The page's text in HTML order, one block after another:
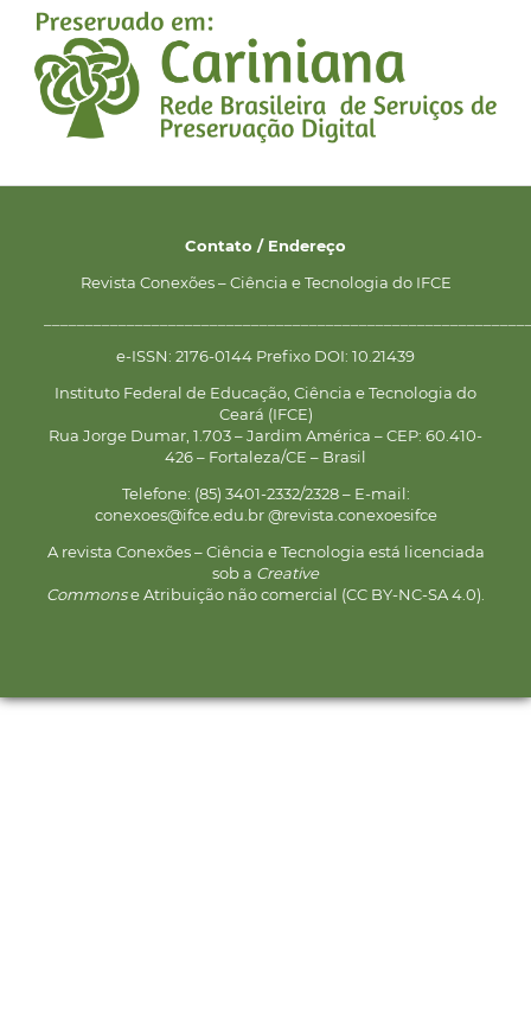
Contato / Endereço
Revista Conexões – Ciência e Tecnologia do IFCE
e-ISSN: 2176-0144 Prefixo DOI: 10.21439
Instituto Federal de Educação, Ciência e Tecnologia do
Ceará (IFCE)
Rua Jorge Dumar, 1.703 – Jardim América – CEP: 60.410-
426 – Fortaleza/CE – Brasil
Telefone: (85) 3401-2332/2328 – E-mail:
conexoes@ifce.edu.br @revista.conexoesifce
A revista Conexões – Ciência e Tecnologia está licenciada
sob a Creative
Commonse Atribuição não comercial (CC BY-NC-SA 4.0).